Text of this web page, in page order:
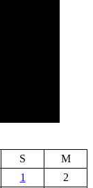
S
M
1
2